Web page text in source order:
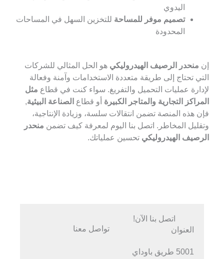
تصميم موفر للمساحةللتخزين السهل في المساحات
الرصيف الهيدروليكيهو الحل المثالي للشركات
تحتاج إلى طريقة متعددة الاستخدامات وآمنة وفعالة
عمليات التحميل والتفريغ. سواء كنت في قطاعمثل
التجارية والمتاجر الكبيرة أو قطاع الصناعة البيئية,
المنصة تضمن انتقالات سلسة، وزيادة الإنتاجية،
المخاطر. اتصل بنا اليوم لمعرفة كيف تضمن منحدر
الهيدروليكيتحسين عملياتك.
اتصل بنا الآن!
5001 طريق باوداي
تواصل معنا